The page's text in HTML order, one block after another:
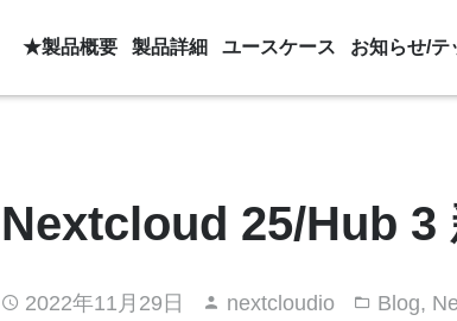
★製品概要 製品詳細 ユースケース お知らせ/テ
Nextcloud 25/Hub 3
2022年11月29日 nextcloudio Blog,